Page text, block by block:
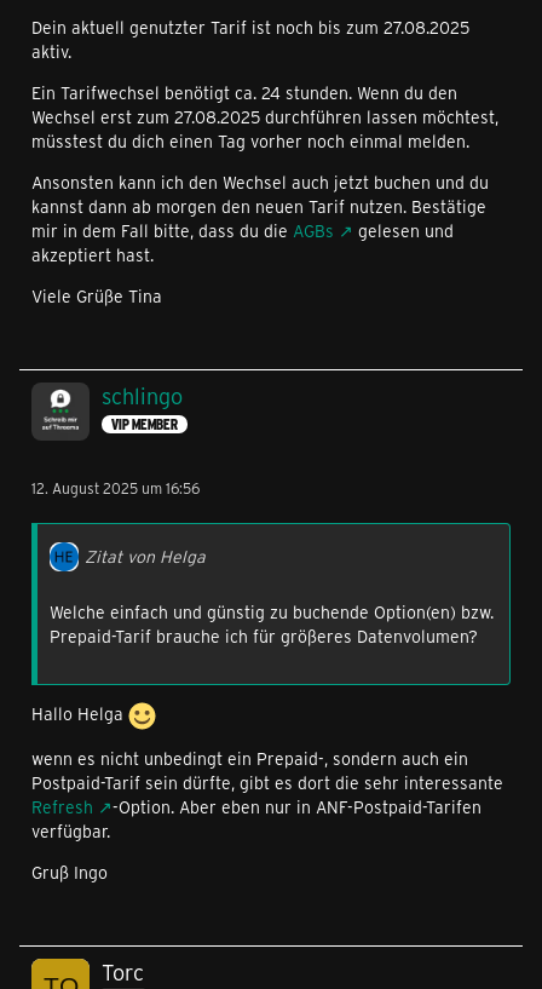
Dein aktuell genutzter Tarif ist noch bis zum 27.08.2025
aktiv.
Ein Tarifwechsel benötigt ca. 24 stunden. Wenn du den
Wechsel erst zum 27.08.2025 durchführen lassen möchtest,
müsstest du dich einen Tag vorher noch einmal melden.
Ansonsten kann ich den Wechsel auch jetzt buchen und du
kannst dann ab morgen den neuen Tarif nutzen. Bestätige
mir in dem Fall bitte, dass du die AGBs
gelesen und
akzeptiert hast.
Viele Grüße Tina
schlingo
VIP MEMBER
12. August 2025 um 16:56
Zitat von Helga
Welche einfach und günstig zu buchende Option(en) bzw.
Prepaid-Tarif brauche ich für größeres Datenvolumen?
Hallo Helga
wenn es nicht unbedingt ein Prepaid-, sondern auch ein
Postpaid-Tarif sein dürfte, gibt es dort die sehr interessante
Refresh
-Option. Aber eben nur in ANF-Postpaid-Tarifen
verfügbar.
Gruß Ingo
Torc